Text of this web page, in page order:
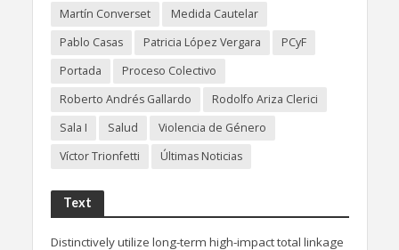
Martín Converset
Medida Cautelar
Pablo Casas
Patricia López Vergara
PCyF
Portada
Proceso Colectivo
Roberto Andrés Gallardo
Rodolfo Ariza Clerici
Sala I
Salud
Violencia de Género
Víctor Trionfetti
Últimas Noticias
Text
Distinctively utilize long-term high-impact total linkage